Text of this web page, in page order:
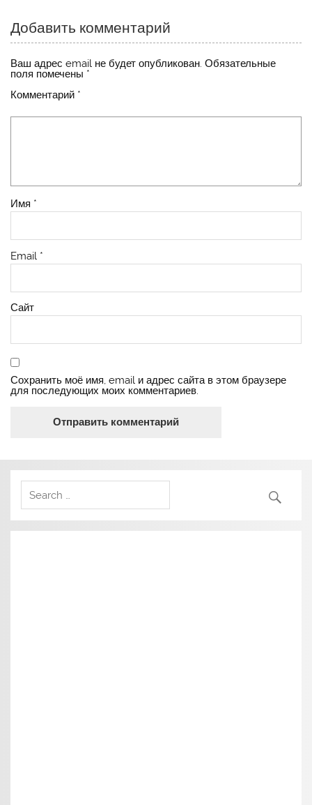
Добавить комментарий
Ваш адрес email не будет опубликован. Обязательные
поля помечены *
Комментарий *
Имя *
Email *
Сайт
Сохранить моё имя, email и адрес сайта в этом браузере
для последующих моих комментариев.